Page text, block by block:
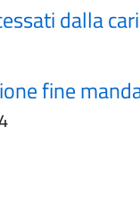
dalla
fine